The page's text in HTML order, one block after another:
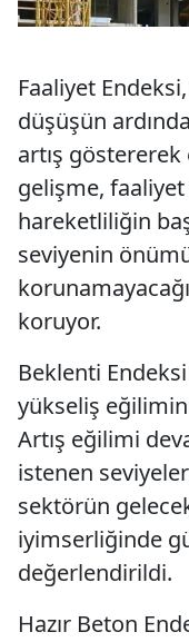
Faaliyet
düşüşün
artış göstererek
gelişme,
hareketliliğin
seviyenin
koruyor.
Beklenti
yükseliş
Artış eğilimi
istenen
sektörün
iyimserliğinde
değerlendirildi.
Hazır Beton